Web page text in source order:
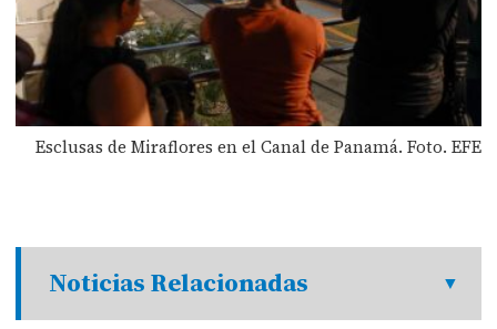
Esclusas de Miraflores en el Canal de Panamá. Foto. EFE
Noticias Relacionadas